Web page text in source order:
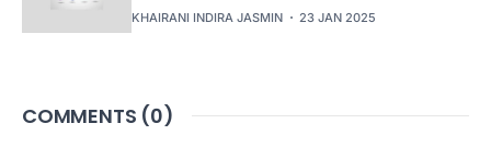
KHAIRANI INDIRA JASMIN 23 JAN 2025
COMMENTS (0)